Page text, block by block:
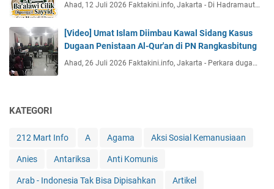
Ahad, 12 Juli 2026 Faktakini.info, Jakarta - Di Hadramaut…
[Video] Umat Islam Diimbau Kawal Sidang Kasus
Dugaan Penistaan Al-Qur'an di PN Rangkasbitung
Ahad, 26 Juli 2026 Faktakini.info, Jakarta - Perkara duga…
KATEGORI
212 Mart Info A Agama Aksi Sosial Kemanusiaan
Anies Antariksa Anti Komunis
Arab - Indonesia Tak Bisa Dipisahkan Artikel